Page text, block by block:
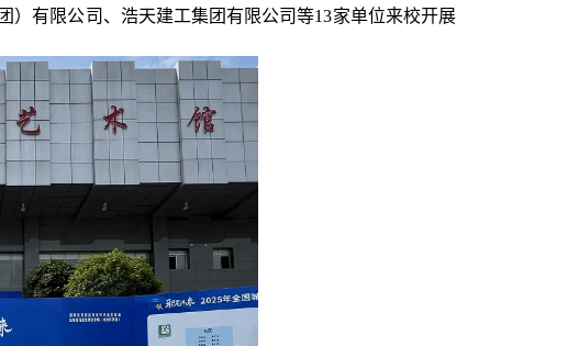
有限公司、浩天建工集团有限公司等13家单位来校开展